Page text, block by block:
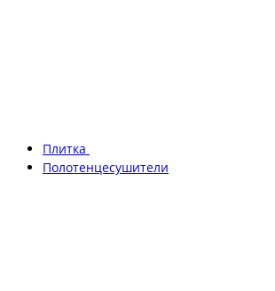
Плитка
Полотенцесушители